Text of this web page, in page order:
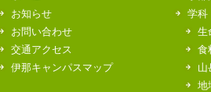
お知らせ
お問い合わせ
交通アクセス
伊那キャンパスマップ
学科
生
食
山
地